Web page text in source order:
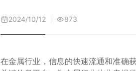
2024/10/12 873
在金属行业，信息的快速流通和准确